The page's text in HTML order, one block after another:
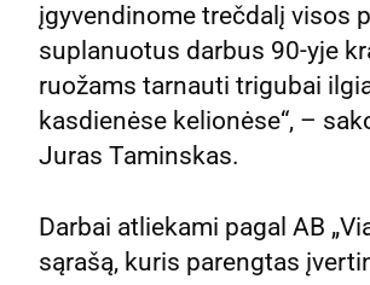
įgyvendinome trečdalį visos
suplanuotus darbus 90-yje
ruožams tarnauti trigubai
kasdienėse kelionėse“, –
Juras Taminskas.
Darbai atliekami pagal AB
sąrašą, kuris parengtas